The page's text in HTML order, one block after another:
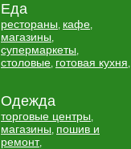
Еда
рестораны, кафе,
магазины,
супермаркеты,
столовые, готовая кухня,
Одежда
торговые центры,
магазины, пошив и
ремонт,